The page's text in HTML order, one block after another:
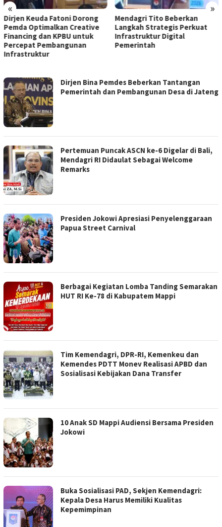
« »
Dirjen Keuda Fatoni Dorong
Pemda Optimalkan Creative
Financing dan KPBU untuk
Percepat Pembangunan
Infrastruktur
Mendagri Tito Beberkan
Langkah Strategis Perkuat
Infrastruktur Digital
Pemerintah
NUSANTARA
INFO
Dirjen Bina Pemdes Beberkan Tantangan
Pemerintah dan Pembangunan Desa di Jateng
Pertemuan Puncak ASCN ke-6 Digelar di Bali,
Mendagri RI Didaulat Sebagai Welcome
Remarks
Presiden Jokowi Apresiasi Penyelenggaraan
Papua Street Carnival
Berbagai Kegiatan Lomba Tanding Semarakan
HUT RI Ke-78 di Kabupatem Mappi
Tim Kemendagri, DPR-RI, Kemenkeu dan
Kemendes PDTT Monev Realisasi APBD dan
Sosialisasi Kebijakan Dana Transfer
10 Anak SD Mappi Audiensi Bersama Presiden
Jokowi
Buka Sosialisasi PAD, Sekjen Kemendagri:
Kepala Desa Harus Memiliki Kualitas
Kepemimpinan